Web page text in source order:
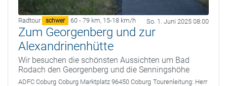
Radtour schwer 60 - 79 km, 15-18 km/h So. 1. Juni 2025 08:00
Zum Georgenberg und zur
Alexandrinenhütte
Wir besuchen die schönsten Aussichten um Bad
Rodach den Georgenberg und die Senningshöhe
ADFC Coburg Coburg Marktplatz 96450 Coburg Tourenleitung: Herr